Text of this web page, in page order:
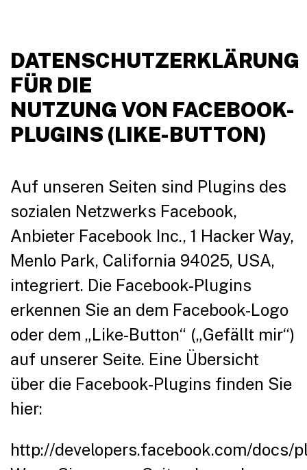
DATENSCHUTZERKLÄRUNG
FÜR DIE
NUTZUNG VON FACEBOOK-
PLUGINS (LIKE-BUTTON)
Auf unseren Seiten sind Plugins des
sozialen Netzwerks Facebook,
Anbieter Facebook Inc., 1 Hacker Way,
Menlo Park, California 94025, USA,
integriert. Die Facebook-Plugins
erkennen Sie an dem Facebook-Logo
oder dem „Like-Button“ („Gefällt mir“)
auf unserer Seite. Eine Übersicht
über die Facebook-Plugins finden Sie
hier:
http://developers.facebook.com/docs/